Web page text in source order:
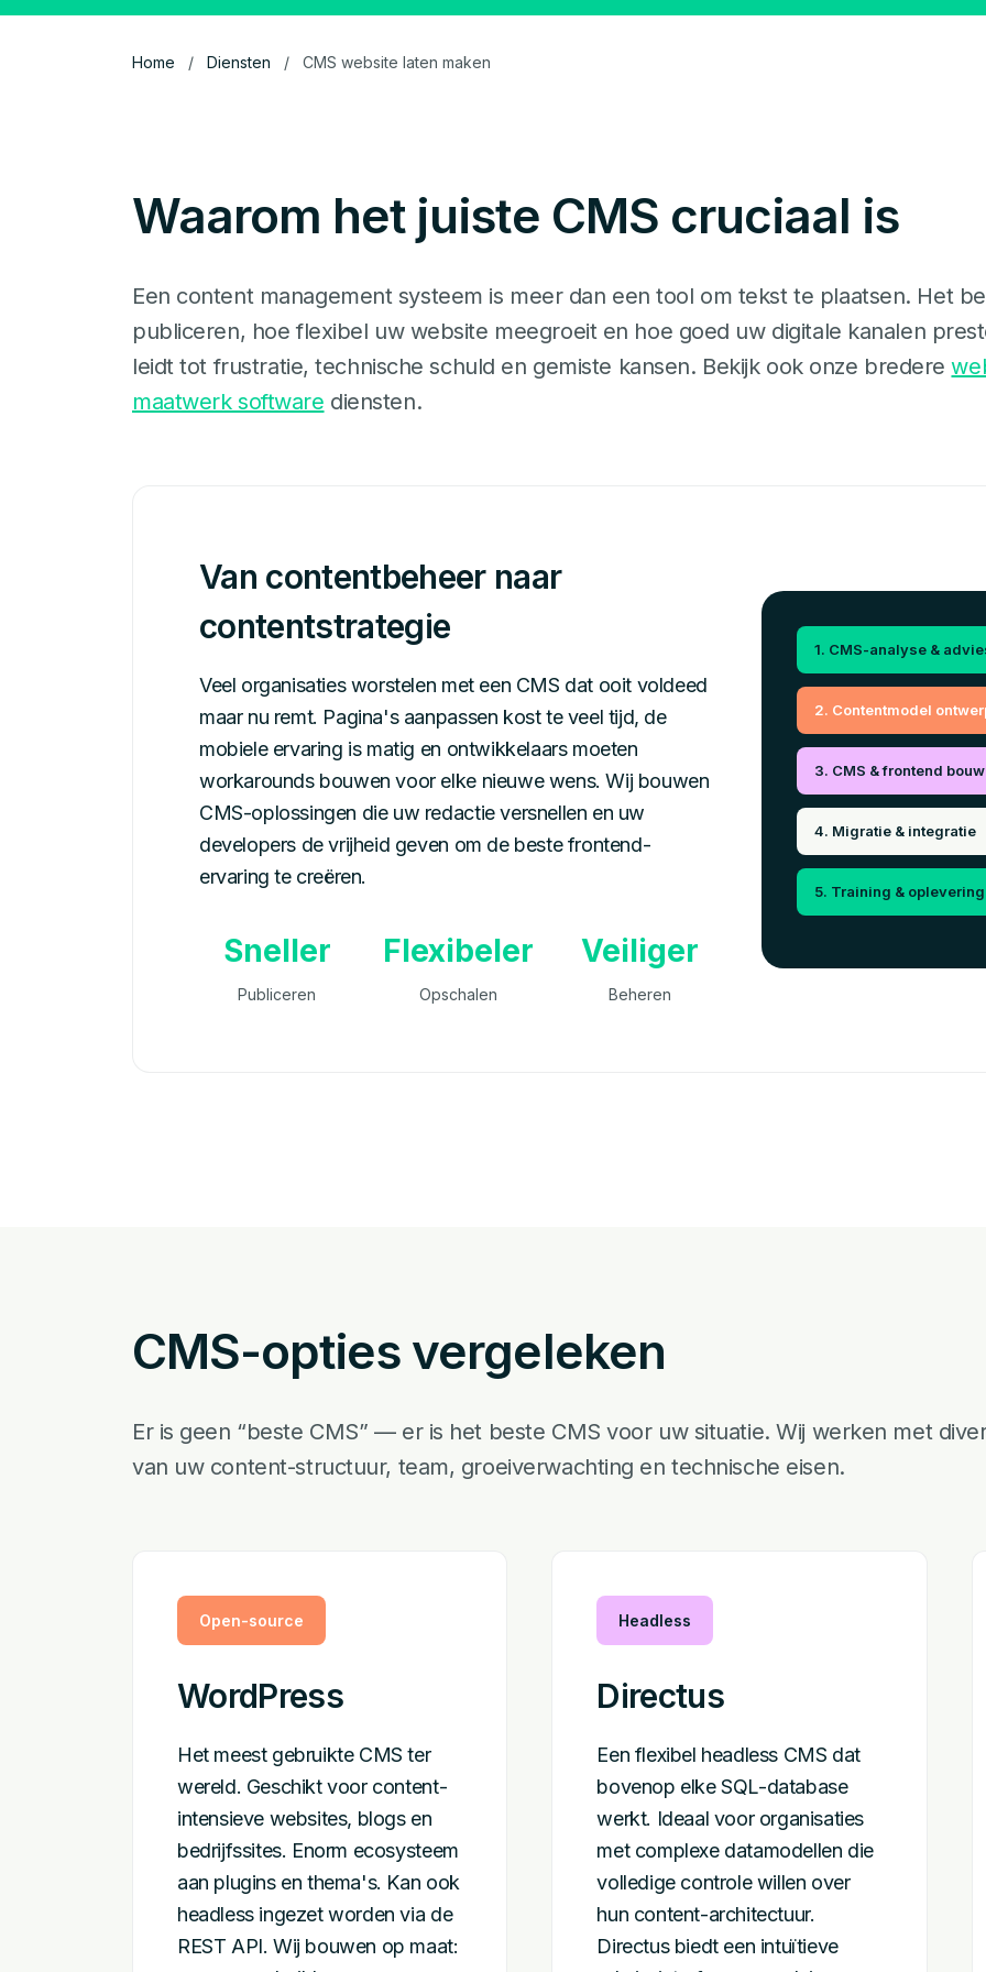
Home / Diensten / CMS website laten maken
Waarom het juiste CMS cruciaal is
Een content management systeem is meer dan een tool om tekst te plaatsen. Het
publiceren, hoe flexibel uw website meegroeit en hoe goed uw digitale kanalen
leidt tot frustratie, technische schuld en gemiste kansen. Bekijk ook onze bredere
maatwerk software diensten.
Van contentbeheer naar
contentstrategie
Veel organisaties worstelen met een CMS dat ooit voldeed
maar nu remt. Pagina's aanpassen kost te veel tijd, de
mobiele ervaring is matig en ontwikkelaars moeten
workarounds bouwen voor elke nieuwe wens. Wij bouwen
CMS-oplossingen die uw redactie versnellen en uw
developers de vrijheid geven om de beste frontend-
ervaring te creëren.
Sneller
Publiceren
Flexibeler
Opschalen
Veiliger
Beheren
1. CMS-analyse &
2. Contentmodel
3. CMS & frontend bouw
4. Migratie & integratie
5. Training & oplevering
CMS-opties vergeleken
Er is geen “beste CMS” — er is het beste CMS voor uw situatie. Wij werken met
van uw content-structuur, team, groeiverwachting en technische eisen.
Open-source
WordPress
Het meest gebruikte CMS ter
wereld. Geschikt voor content-
intensieve websites, blogs en
bedrijfssites. Enorm ecosysteem
aan plugins en thema's. Kan ook
headless ingezet worden via de
REST API. Wij bouwen op maat:
Headless
Directus
Een flexibel headless CMS dat
bovenop elke SQL-database
werkt. Ideaal voor organisaties
met complexe datamodellen die
volledige controle willen over
hun content-architectuur.
Directus biedt een intuïtieve